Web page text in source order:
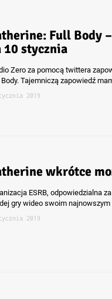
Full Body
10 stycznia
Zero za pomocą twittera
Body. Tajemniczą zapowiedź
2019
wkrótce
ESRB, odpowiedzialna
gry wideo swoim
2019